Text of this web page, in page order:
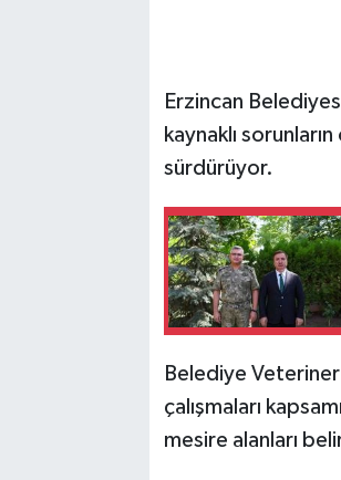
Erzincan
kaynaklı
sürdürüyor.
Belediye
çalışmaları
mesire alanları